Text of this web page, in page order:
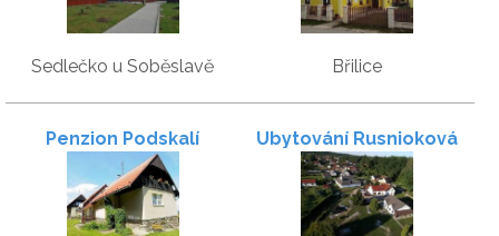
Sedlečko u Soběslavě Břilice
Penzion Podskalí Ubytování Rusnioková